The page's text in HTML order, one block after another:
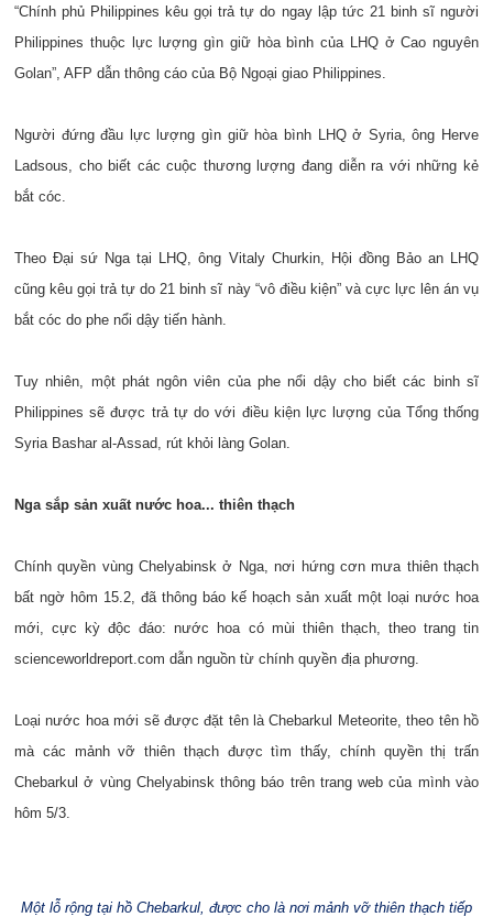
“Chính phủ Philippines kêu gọi trả tự do ngay lập tức 21 binh sĩ người
Philippines thuộc lực lượng gìn giữ hòa bình của LHQ ở Cao nguyên
Golan”, AFP dẫn thông cáo của Bộ Ngoại giao Philippines.
Người đứng đầu lực lượng gìn giữ hòa bình LHQ ở Syria, ông Herve
Ladsous, cho biết các cuộc thương lượng đang diễn ra với những kẻ
bắt cóc.
Theo Đại sứ Nga tại LHQ, ông Vitaly Churkin, Hội đồng Bảo an LHQ
cũng kêu gọi trả tự do 21 binh sĩ này “vô điều kiện” và cực lực lên án vụ
bắt cóc do phe nổi dậy tiến hành.
Tuy nhiên, một phát ngôn viên của phe nổi dậy cho biết các binh sĩ
Philippines sẽ được trả tự do với điều kiện lực lượng của Tổng thống
Syria Bashar al-Assad, rút khỏi làng Golan.
Nga sắp sản xuất nước hoa... thiên thạch
Chính quyền vùng Chelyabinsk ở Nga, nơi hứng cơn mưa thiên thạch
bất ngờ hôm 15.2, đã thông báo kế hoạch sản xuất một loại nước hoa
mới, cực kỳ độc đáo: nước hoa có mùi thiên thạch, theo trang tin
scienceworldreport.com dẫn nguồn từ chính quyền địa phương.
Loại nước hoa mới sẽ được đặt tên là Chebarkul Meteorite, theo tên hồ
mà các mảnh vỡ thiên thạch được tìm thấy, chính quyền thị trấn
Chebarkul ở vùng Chelyabinsk thông báo trên trang web của mình vào
hôm 5/3.
Một lỗ rộng tại hồ Chebarkul, được cho là nơi mảnh vỡ thiên thạch tiếp